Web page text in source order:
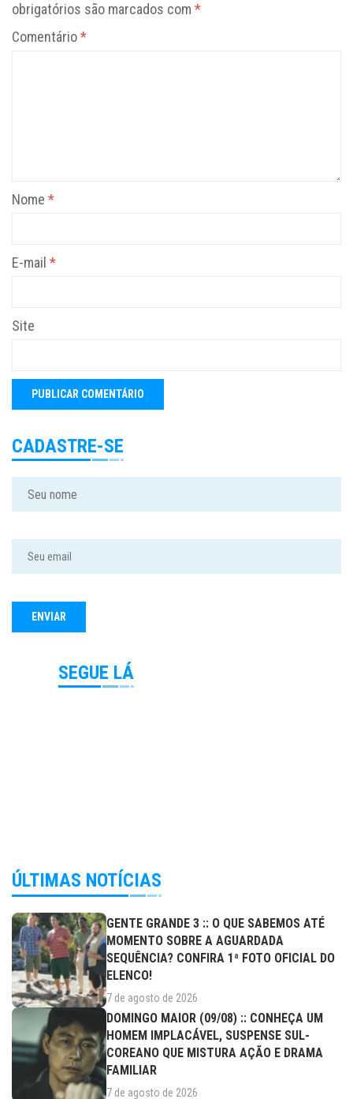
obrigatórios são marcados com *
Comentário*
Nome *
E-mail *
Site
CADASTRE-SE
SEGUE LÁ
ÚLTIMAS NOTÍCIAS
GENTE GRANDE 3 :: O QUE SABEMOS ATÉ
MOMENTO SOBRE A AGUARDADA
SEQUÊNCIA? CONFIRA 1ª FOTO OFICIAL DO
ELENCO!
7 de agosto de 2026
DOMINGO MAIOR (09/08) :: CONHEÇA UM
HOMEM IMPLACÁVEL, SUSPENSE SUL-
COREANO QUE MISTURA AÇÃO E DRAMA
FAMILIAR
7 de agosto de 2026